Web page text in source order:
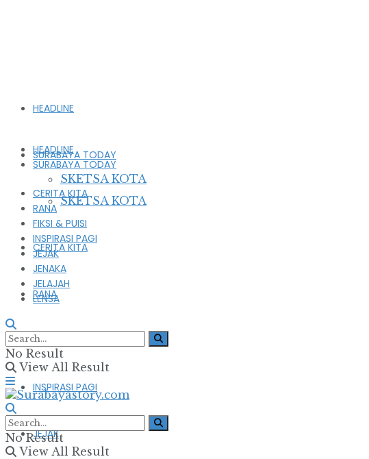
HEADLINE
SURABAYA TODAY
SKETSA KOTA
CERITA KITA
RANA
FIKSI & PUISI
INSPIRASI PAGI
JEJAK
HEADLINE
SURABAYA TODAY
SKETSA KOTA
CERITA KITA
RANA
FIKSI & PUISI
INSPIRASI PAGI
JEJAK
JENAKA
JELAJAH
LENSA
No Result
View All Result
No Result
View All Result